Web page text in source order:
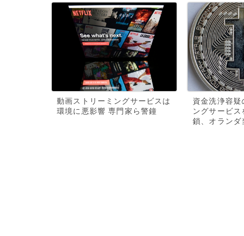
動画ストリーミングサービスは
環境に悪影響 専門家ら警鐘
資金洗浄容疑
ングサービス
鎖、オランダ